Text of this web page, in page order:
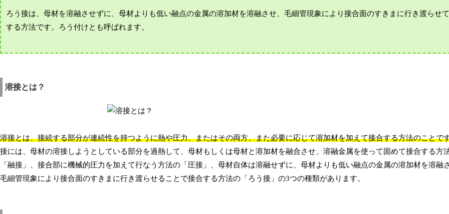
ろう接は、母材を溶融させずに、母材よりも低い融点の金属の溶加材を溶融させ、毛細管現象により接合面のすきまに行き渡らせ
する方法です。ろう付けとも呼ばれます。
溶接とは？
溶接とは、接続する部分が連続性を持つように熱や圧力、またはその両方、また必要に応じて溶加材を加えて接合する方法のことで
接には、母材の溶接しようとしている部分を過熱して、母材もしくは母材と溶加材を融合させ、溶融金属を使って固めて接合する方
「融接」、接合部に機械的圧力を加えて行なう方法の「圧接」、母材自体は溶融せずに、母材よりも低い融点の金属の溶加材を溶融さ
毛細管現象により接合面のすきまに行き渡らせることで接合する方法の「ろう接」の3つの種類があります。